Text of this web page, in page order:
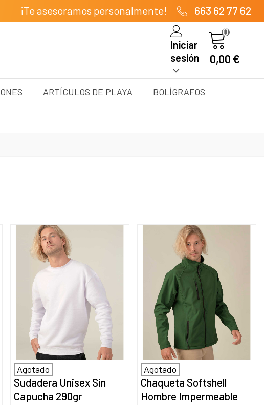
¡Te asesoramos personalmente! 663 62 77 62
Iniciar
sesión
0
0,00 €
ARTÍCULOS DE PLAYA BOLÍGRAFOS
Agotado
Sudadera Unisex Sin
Capucha 290gr
Agotado
Chaqueta Softshell
Hombre Impermeable